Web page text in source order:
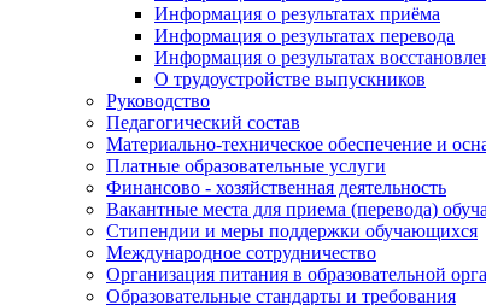
Информация о результатах приёма
Информация о результатах перевода
Информация о результатах
О трудоустройстве выпускников
Руководство
Педагогический состав
Материально-техническое обеспечение и
Платные образовательные услуги
Финансово - хозяйственная деятельность
Вакантные места для приема (перевода)
Стипендии и меры поддержки обучающихся
Международное сотрудничество
Организация питания в образовательной
Образовательные стандарты и требования